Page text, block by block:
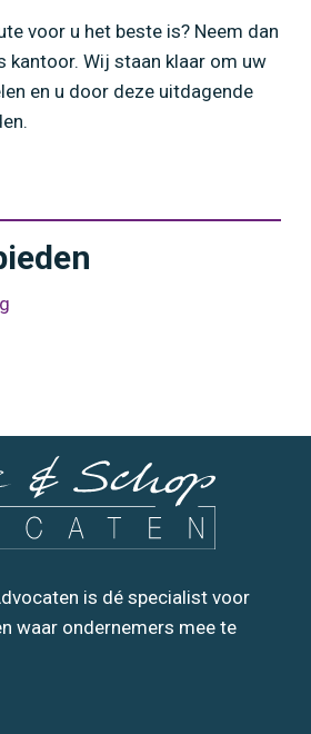
voor u het beste is? Neem dan
kantoor. Wij staan klaar om uw
en u door deze uitdagende
is dé specialist voor
waar ondernemers mee te